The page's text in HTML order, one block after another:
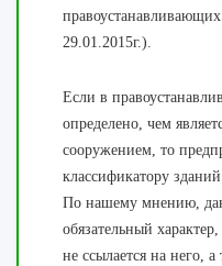
29.01.2015г.).
Если в
определено, чем
сооружением, то
классификатору
По нашему мнению,
обязательный
не ссылается на него,